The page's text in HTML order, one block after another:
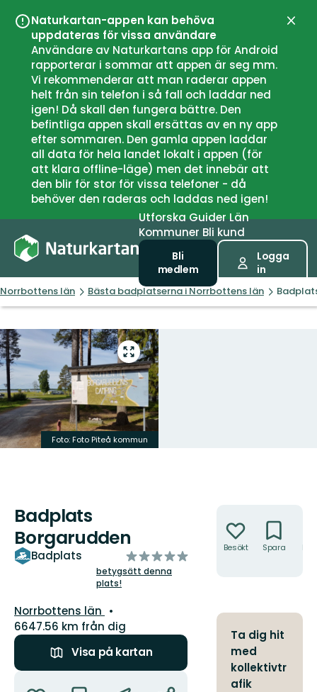
Naturkartan-appen kan behöva
uppdateras för vissa användare
Användare av Naturkartans app för Android
rapporterar i sommar att appen är seg mm.
Vi rekommenderar att man raderar appen
helt från sin telefon i så fall och laddar ned
igen! Då skall den fungera bättre. Den
befintliga appen skall ersättas av en ny app
efter sommaren. Den gamla appen laddar
all data för hela landet lokalt i appen (för
att klara offline-läge) men det innebär att
den blir för stor för vissa telefoner - då
behöver den raderas och laddas ned igen!
UtforskaGuiderLän
Kommuner Bli kund
Bli
medlem
Logga
in
Norrbottens län Bästa badplatserna i Norrbottens län
Gå
till
helskärmsläge
Foto: Foto Piteå kommun
Badplats
Borgarudden
Badplats
av
5
betygsätt denna
plats!
Län:
Norrbottens län
6647.56 km från dig
Visa på kartan
Besökt Spara
Ta dig hit
med
kollektivtr
afik